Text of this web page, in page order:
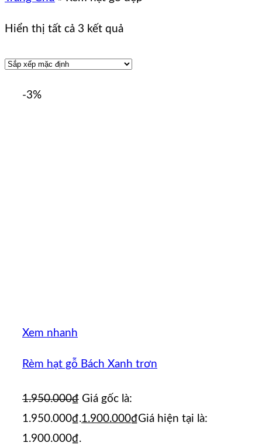
Hiển thị tất cả 3 kết quả
-3%
Xem nhanh
Rèm hạt gỗ Bách Xanh trơn
1.950.000₫ Giá gốc là:
1.950.000₫.1.900.000₫Giá hiện tại là:
1.900.000₫.